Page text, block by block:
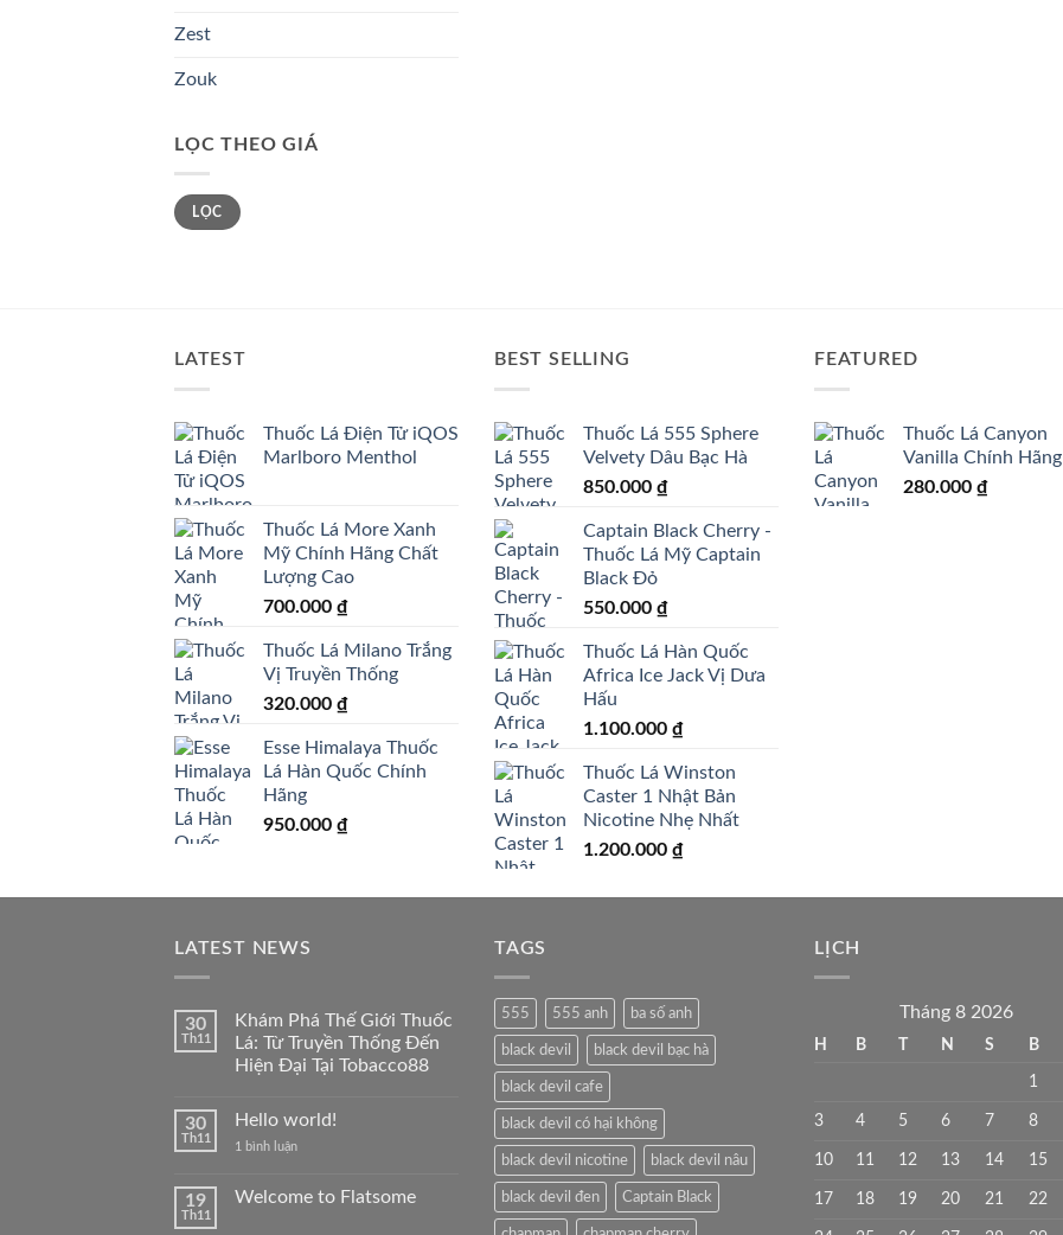
Zest
Zouk
LỌC THEO GIÁ
Giá
tối
thiểu
Giá
tối
đa
LỌC
LATEST
Thuốc Lá Điện Tử iQOS
Marlboro Menthol
Thuốc Lá More Xanh
Mỹ Chính Hãng Chất
Lượng Cao
700.000 ₫
Thuốc Lá Milano Trắng
Vị Truyền Thống
320.000 ₫
Esse Himalaya Thuốc
Lá Hàn Quốc Chính
Hãng
950.000 ₫
BEST SELLING
Thuốc Lá 555 Sphere
Velvety Dâu Bạc Hà
850.000 ₫
Captain Black Cherry -
Thuốc Lá Mỹ Captain
Black Đỏ
550.000 ₫
Thuốc Lá Hàn Quốc
Africa Ice Jack Vị Dưa
Hấu
1.100.000 ₫
Thuốc Lá Winston
Caster 1 Nhật Bản
Nicotine Nhẹ Nhất
1.200.000 ₫
FEATURED
Thuốc Lá Canyon
Vanilla Chính Hãng
280.000 ₫
LATEST NEWS
30
Th11
Khám Phá Thế Giới Thuốc
Lá: Từ Truyền Thống Đến
Hiện Đại Tại Tobacco88
bình
ở
Thế
30
Th11
Hello world!
1 bình luậnở
19
Th11
Welcome to Flatsome
TAGS
555 555 anh ba số anh
black devil black devil bạc hà
black devil cafe
black devil có hại không
black devil nicotine black devil nâu
black devil đen Captain Black
LỊCH
Tháng 8 2026
H B T N S B
1
3 4 5 6 7 8
10 11 12 13 14 15
17 18 19 20 21 22